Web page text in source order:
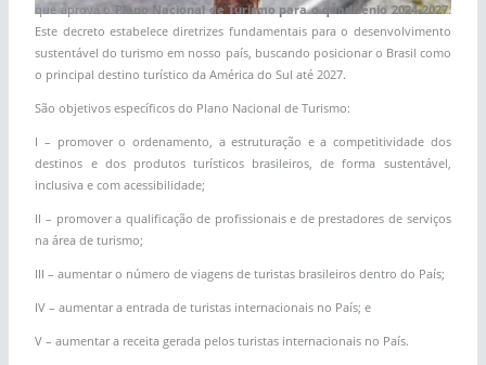
que aprova o Plano Nacional de Turismo para o quadriênio 2024-2027.
Este decreto estabelece diretrizes fundamentais para o desenvolvimento
sustentável do turismo em nosso país, buscando posicionar o Brasil como
o principal destino turístico da América do Sul até 2027.
São objetivos específicos do Plano Nacional de Turismo:
I – promover o ordenamento, a estruturação e a competitividade dos
destinos e dos produtos turísticos brasileiros, de forma sustentável,
inclusiva e com acessibilidade;
II – promover a qualificação de profissionais e de prestadores de serviços
na área de turismo;
III – aumentar o número de viagens de turistas brasileiros dentro do País;
IV – aumentar a entrada de turistas internacionais no País; e
V – aumentar a receita gerada pelos turistas internacionais no País.